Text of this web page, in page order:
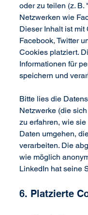
oder zu teilen (z. B.
Netzwerken wie
Dieser Inhalt ist mit
Facebook, Twitter
Cookies platziert.
Informationen für
speichern und
Bitte lies die
Netzwerke (die
zu erfahren, wie
Daten umgehen,
verarbeiten. Die
wie möglich
LinkedIn hat seine
6. Platzierte